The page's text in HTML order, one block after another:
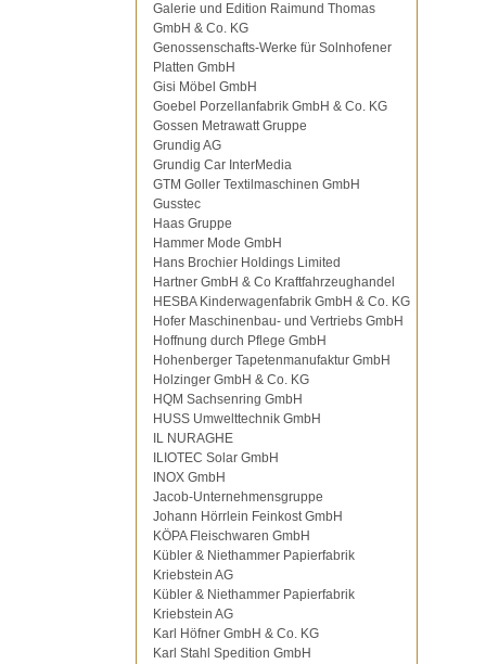
Galerie und Edition Raimund Thomas
GmbH & Co. KG
Genossenschafts-Werke für Solnhofener
Platten GmbH
Gisi Möbel GmbH
Goebel Porzellanfabrik GmbH & Co. KG
Gossen Metrawatt Gruppe
Grundig AG
Grundig Car InterMedia
GTM Goller Textilmaschinen GmbH
Gusstec
Haas Gruppe
Hammer Mode GmbH
Hans Brochier Holdings Limited
Hartner GmbH & Co Kraftfahrzeughandel
HESBA Kinderwagenfabrik GmbH & Co. KG
Hofer Maschinenbau- und Vertriebs GmbH
Hoffnung durch Pflege GmbH
Hohenberger Tapetenmanufaktur GmbH
Holzinger GmbH & Co. KG
HQM Sachsenring GmbH
HUSS Umwelttechnik GmbH
IL NURAGHE
ILIOTEC Solar GmbH
INOX GmbH
Jacob-Unternehmensgruppe
Johann Hörrlein Feinkost GmbH
KÖPA Fleischwaren GmbH
Kübler & Niethammer Papierfabrik
Kriebstein AG
Kübler & Niethammer Papierfabrik
Kriebstein AG
Karl Höfner GmbH & Co. KG
Karl Stahl Spedition GmbH